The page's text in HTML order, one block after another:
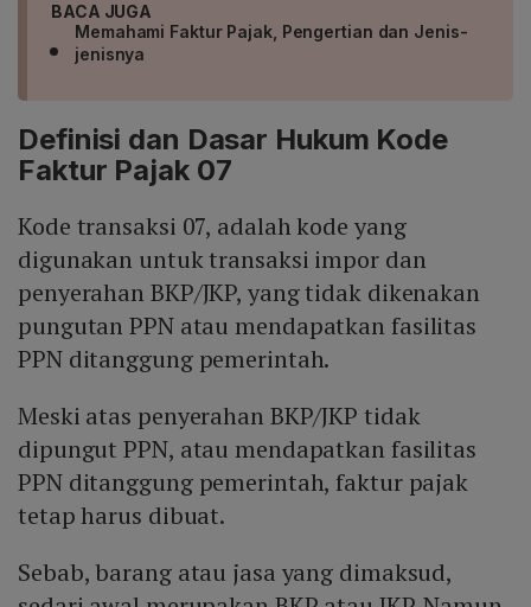
BACA JUGA
Memahami Faktur Pajak, Pengertian dan Jenis-
jenisnya
Definisi dan Dasar Hukum Kode
Faktur Pajak 07
Kode transaksi 07, adalah kode yang
digunakan untuk transaksi impor dan
penyerahan BKP/JKP, yang tidak dikenakan
pungutan PPN atau mendapatkan fasilitas
PPN ditanggung pemerintah.
Meski atas penyerahan BKP/JKP tidak
dipungut PPN, atau mendapatkan fasilitas
PPN ditanggung pemerintah, faktur pajak
tetap harus dibuat.
Sebab, barang atau jasa yang dimaksud,